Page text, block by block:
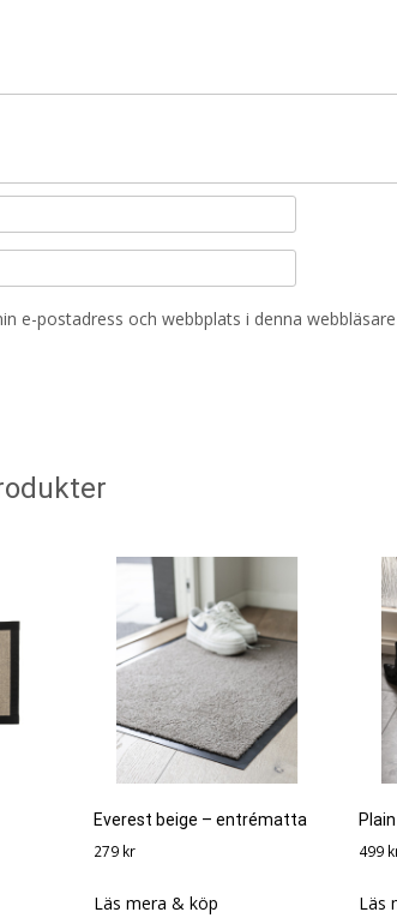
e-postadress och webbplats i denna
Everest beige – entrématta
279 kr
Läs mera & köp
499
Läs